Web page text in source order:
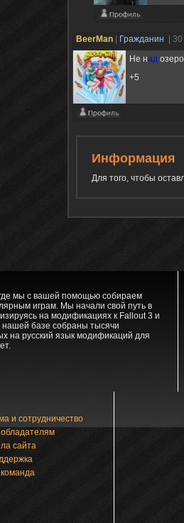
BeerMan Гражданин
|
Не над
+5
Информация
Для того, чтобы
мы с вашей помощью собираем
играм. Мы начали свой путь в
на модификациях к Fallout 3 и
нашей базе собраны тысячи
на русский язык модификаций для
и сотрудничество
сайта